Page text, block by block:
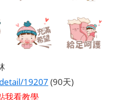
19207 (90天)
我看教學